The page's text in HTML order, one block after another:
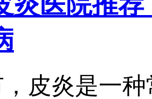
皮炎是一